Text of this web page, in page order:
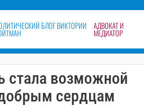
БЛОГ ВИКТОРИИ АДВОКАТ И
МЕДИАТОР
стала возможной
сердцам